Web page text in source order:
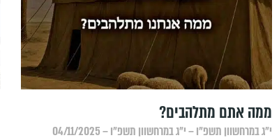
ממה אתם מתלהבים?
י״ג במרחשוון תשפ״ו – י״ג במרחשוון תשפ״ו – 04/11/2025